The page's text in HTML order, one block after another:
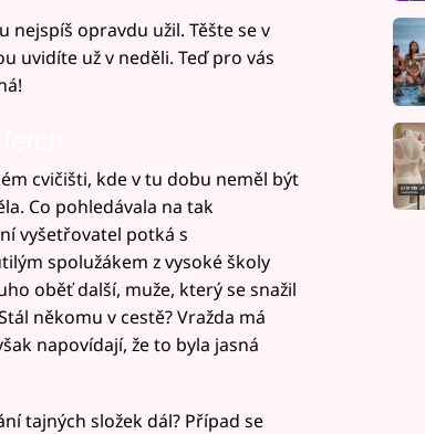
nejspíš opravdu užil. Těšte se v
uvidíte už v neděli. Teď pro vás
cvičišti, kde v tu dobu neměl být
Co pohledávala na tak
vyšetřovatel potká s
spolužákem z vysoké školy
oběť další, muže, který se snažil
někomu v cestě? Vražda má
napovídají, že to byla jasná
tajných složek dál? Případ se